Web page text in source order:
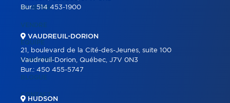
ACHETER
VENDRE
ÉQUIPE
CARRIÈRE
BLOGUE
CONTACT
Bur.:514 453-1900
VAUDREUIL-DORION
21, boulevard de la Cité-des-Jeunes, suite 100
Vaudreuil-Dorion, Québec, J7V 0N3
Bur.: 450 455-5747
HUDSON